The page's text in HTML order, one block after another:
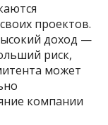
проектов.
доход —
риск,
может
компании